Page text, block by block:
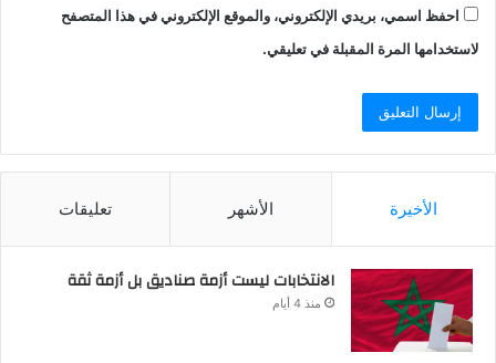
احفظ اسمي، بريدي الإلكتروني، والموقع الإلكتروني في هذا المتصفح
لاستخدامها المرة المقبلة في تعليقي.
الأخيرة الأشهر تعليقات
الانتخابات ليست أزمة صناديق بل أزمة ثقة
منذ 4 أيام